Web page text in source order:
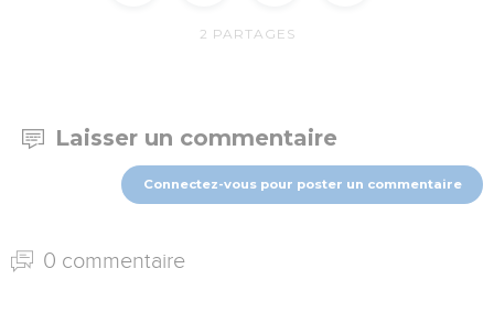
2 PARTAGES
Laisser un commentaire
Connectez-vous pour poster un commentaire
0 commentaire